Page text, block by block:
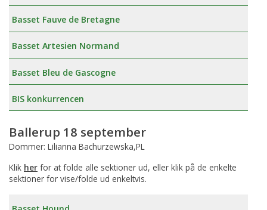
Basset Fauve de Bretagne
Basset Artesien Normand
Basset Bleu de Gascogne
BIS konkurrencen
Ballerup 18 september
Dommer: Lilianna Bachurzewska,PL
Klik her for at folde alle sektioner ud, eller klik på de enkelte
sektioner for vise/folde ud enkeltvis.